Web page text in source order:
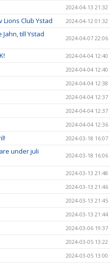
2024-04-13 21:32
Lions Club Ystad 2024-04-12 01:32
till Ystad
2024-04-07 22:06
2024-04-04 12:40
2024-04-04 12:40
2024-04-04 12:38
2024-04-04 12:37
2024-04-04 12:37
2024-04-04 12:36
2024-03-18 16:07
under juli
2024-03-18 16:06
2024-03-13 21:48
2024-03-13 21:46
2024-03-13 21:45
2024-03-13 21:44
2024-03-06 19:37
2024-03-05 13:22
2024-03-05 13:00